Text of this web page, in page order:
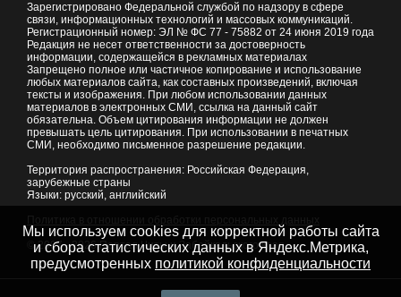
Зарегистрировано Федеральной службой по надзору в сфере
связи, информационных технологий и массовых коммуникаций.
Регистрационный номер: ЭЛ № ФС 77 - 75882 от 24 июня 2019 года
Редакция не несет ответственности за достоверность
информации, содержащейся в рекламных материалах
Запрещено полное или частичное копирование и использование
любых материалов сайта, как составных произведений, включая
тексты и изображения. При любом использовании данных
материалов в электронных СМИ, ссылка на данный сайт
обязательна. Объем цитирования информации не должен
превышать цель цитирования. При использовании в печатных
СМИ, необходимо письменное разрешение редакции.
Территория распространения: Российская Федерация,
зарубежные страны
Языки: русский, английский
© 2007 - 2026Портал Читы и Забайкальского края
Мы используем cookies для корректной работы сайта
и сбора статистических данных в Яндекс.Метрика,
предусмотренных политикой конфиденциальности